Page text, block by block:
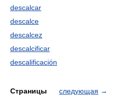
descalcar
descalce
descalcez
descalcificar
descalificación
Страницы следующая →